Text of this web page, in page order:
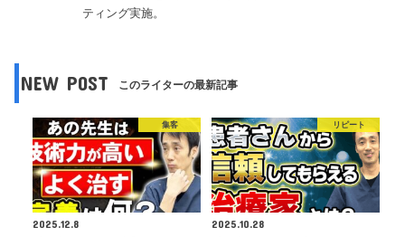
ティング実施。
NEW POST このライターの最新記事
集客
2025.12.8
リピート
2025.10.28